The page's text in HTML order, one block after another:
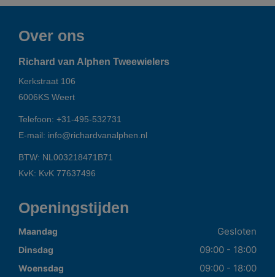
Over ons
Richard van Alphen Tweewielers
Kerkstraat 106
6006KS Weert
Telefoon: +31-495-532731
E-mail: info@richardvanalphen.nl
BTW: NL003218471B71
KvK: KvK 77637496
Openingstijden
Maandag Gesloten
Dinsdag 09:00 - 18:00
Woensdag 09:00 - 18:00